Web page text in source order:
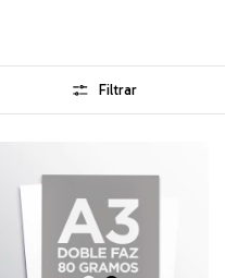
Filtrar